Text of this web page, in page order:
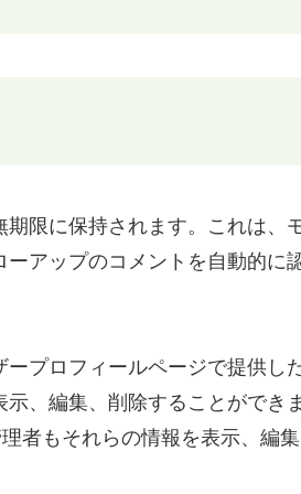
限に保持されます。これは、
アップのコメントを自動的に
プロフィールページで提供し
、編集、削除することができ
者もそれらの情報を表示、編集